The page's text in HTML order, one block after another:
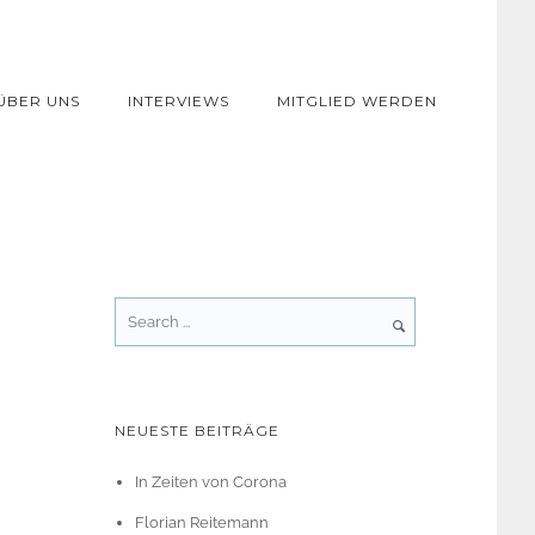
UNS INTERVIEWS MITGLIED WERDEN
NEUESTE BEITRÄGE
In Zeiten von Corona
Florian Reitemann